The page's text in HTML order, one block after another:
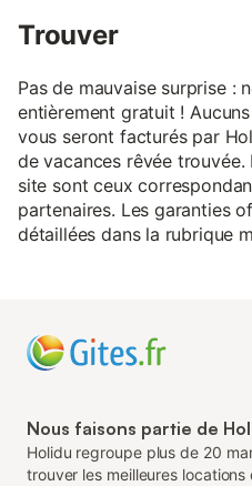
Trouver
Pas de mauvaise surprise :
entièrement gratuit !
vous seront facturés par
de vacances rêvée
site sont ceux
partenaires. Les garanties
détaillées dans la rubrique
Nous faisons partie de
Holidu regroupe plus de 20
trouver les meilleures